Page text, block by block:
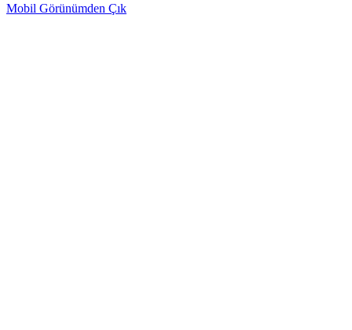
Mobil Görünümden Çık